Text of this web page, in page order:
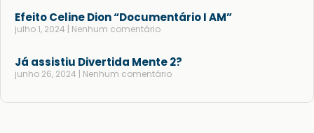
Efeito Celine Dion “Documentário I AM”
julho 1, 2024 Nenhum comentário
Já assistiu Divertida Mente 2?
junho 26, 2024 Nenhum comentário